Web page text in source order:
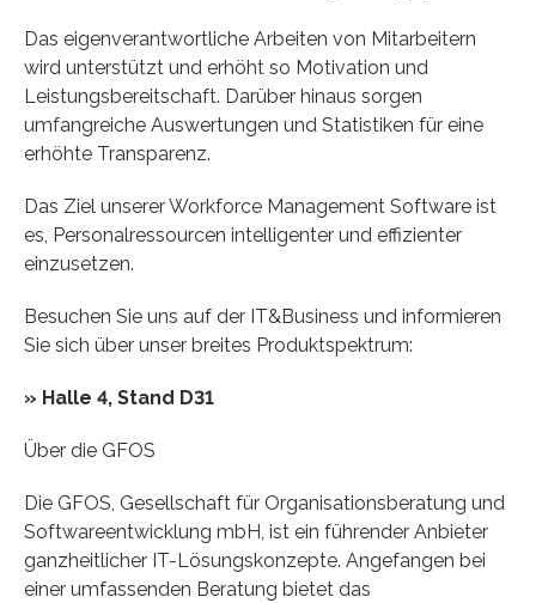
Das eigenverantwortliche Arbeiten von Mitarbeitern
wird unterstützt und erhöht so Motivation und
Leistungsbereitschaft. Darüber hinaus sorgen
umfangreiche Auswertungen und Statistiken für eine
erhöhte Transparenz.
Das Ziel unserer Workforce Management Software ist
es, Personalressourcen intelligenter und effizienter
einzusetzen.
Besuchen Sie uns auf der IT&Business und informieren
Sie sich über unser breites Produktspektrum:
» Halle 4, Stand D31
Über die GFOS
Die GFOS, Gesellschaft für Organisationsberatung und
Softwareentwicklung mbH, ist ein führender Anbieter
ganzheitlicher IT-Lösungskonzepte. Angefangen bei
einer umfassenden Beratung bietet das